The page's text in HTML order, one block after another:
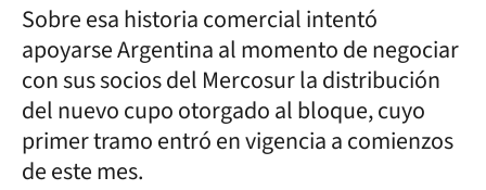
Sobre esa historia comercial intentó
apoyarse Argentina al momento de negociar
con sus socios del Mercosur la distribución
del nuevo cupo otorgado al bloque, cuyo
primer tramo entró en vigencia a comienzos
de este mes.